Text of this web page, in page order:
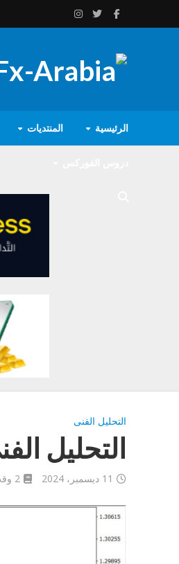
الرئيسية المنتديات
التحليل الفنى
التحليل الفني
11 ديسمبر، 2024 2 وقت القراءة بالدقيقة